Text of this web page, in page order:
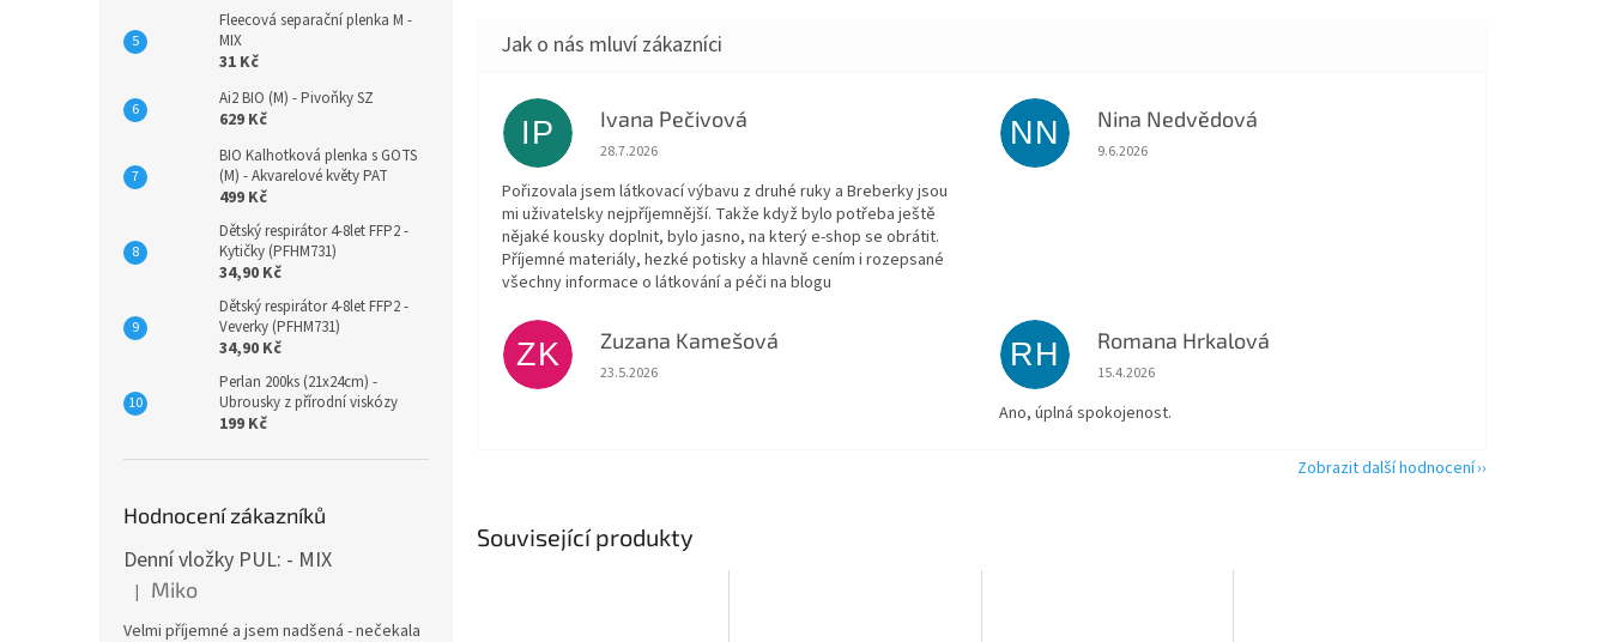
Fleecová separační plenka M -
MIX
31 Kč
Ai2 BIO (M) - Pivoňky SZ
629 Kč
BIO Kalhotková plenka s GOTS
(M) - Akvarelové květy PAT
499 Kč
Dětský respirátor 4-8let FFP2 -
Kytičky (PFHM731)
34,90 Kč
Dětský respirátor 4-8let FFP2 -
Veverky (PFHM731)
34,90 Kč
Perlan 200ks (21x24cm) -
Ubrousky z přírodní viskózy
199 Kč
Hodnocení zákazníků
Denní vložky PUL: - MIX
Hodnocení produktu je 5 z 5 hvězdiček.
| Miko
Velmi příjemné a jsem nadšená - nečekala
Související produkty
IP Ivana Pečivová
Hodnocení obchodu je 5 z 5 hvězdiček.
28.7.2026
Pořizovala jsem látkovací výbavu z druhé ruky a Breberky jsou
mi uživatelsky nejpříjemnější. Takže když bylo potřeba ještě
nějaké kousky doplnit, bylo jasno, na který e-shop se obrátit.
Příjemné materiály, hezké potisky a hlavně cením i rozepsané
všechny informace o látkování a péči na blogu
NN Nina Nedvědová
Hodnocení obchodu je 5 z 5 hvězdiček.
9.6.2026
ZK Zuzana Kamešová
Hodnocení obchodu je 5 z 5 hvězdiček.
23.5.2026
RH Romana Hrkalová
Hodnocení obchodu je 5 z 5 hvězdiček.
15.4.2026
Ano, úplná spokojenost.
Zobrazit další hodnocení